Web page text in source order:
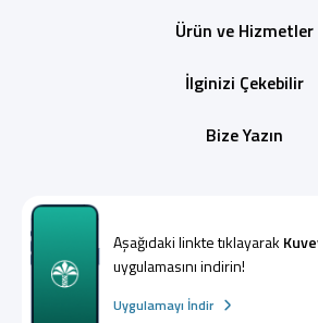
Ürün ve Hizmetler
İlginizi Çekebilir
Bize Yazın
Aşağıdaki linkte tıklayarak
uygulamasını indirin!
Uygulamayı İndir